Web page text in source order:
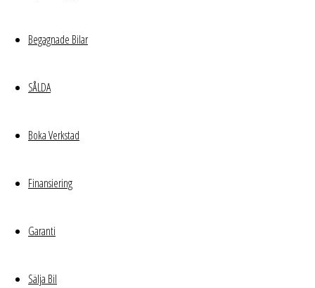
Begagnade Bilar
SÅLDA
Boka Verkstad
Finansiering
Garanti
Sälja Bil